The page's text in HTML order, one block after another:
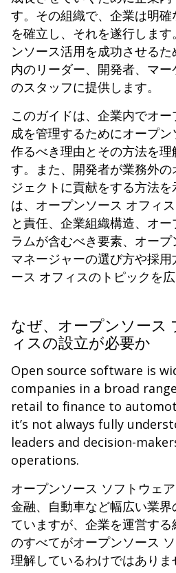
す。その組織で、企業は明
を確立し、それを遂行しま
ンソース活用を成功させる
内のリーダー、開発者、マ
のスタッフに提供します。
このガイドは、企業内でオ
成を管理するためにオープ
作るべき理由とその方法を理
す。また、開発者が業務外
ジェクトに貢献をする方法
は、オープンソース オフィ
と責任、企業組織構造、オ
ラムが含むべき要素、オー
マネージャーの選び方や採
ース オフィスのトピックを広
なぜ、オープンソース
ィスの設立が必要か
Open source software is
companies in a broad
retail to finance to
it’s not always fully
leaders and decision-
operations.
オープンソース ソフトウェ
金融、自動車など幅広い業
ていますが、企業を運営す
のすべてがオープンソース
理解しているわけではありま